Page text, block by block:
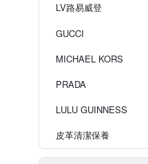
LV路易威登
GUCCI
MICHAEL KORS
PRADA
LULU GUINNESS
皮革清潔保養